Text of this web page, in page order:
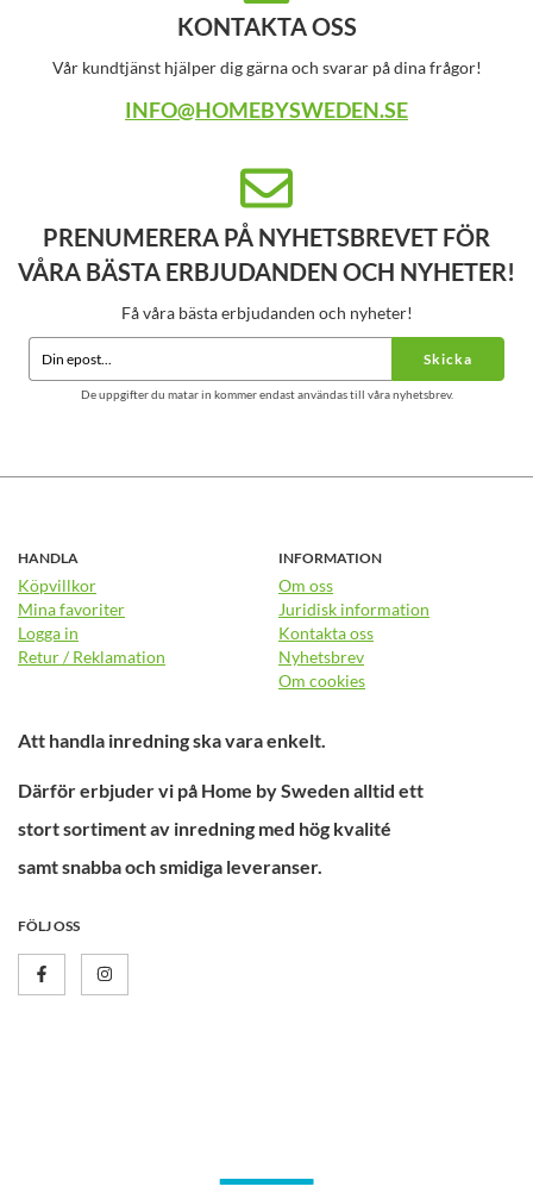
KONTAKTA OSS
Vår kundtjänst hjälper dig gärna och svarar på dina frågor!
INFO@HOMEBYSWEDEN.SE
PRENUMERERA PÅ NYHETSBREVET FÖR
VÅRA BÄSTA ERBJUDANDEN OCH NYHETER!
Få våra bästa erbjudanden och nyheter!
Skicka
De uppgifter du matar in kommer endast användas till våra nyhetsbrev.
HANDLA
Köpvillkor
Mina favoriter
Logga in
Retur / Reklamation
INFORMATION
Om oss
Juridisk information
Kontakta oss
Nyhetsbrev
Om cookies
Att handla inredning ska vara enkelt.
Därför erbjuder vi på Home by Sweden alltid ett
stort sortiment av inredning med hög kvalité
samt snabba och smidiga leveranser.
FÖLJ OSS